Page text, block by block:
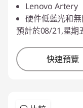
Lenovo Artery
硬件低藍光和
預計於08/21,星期
快速預覽